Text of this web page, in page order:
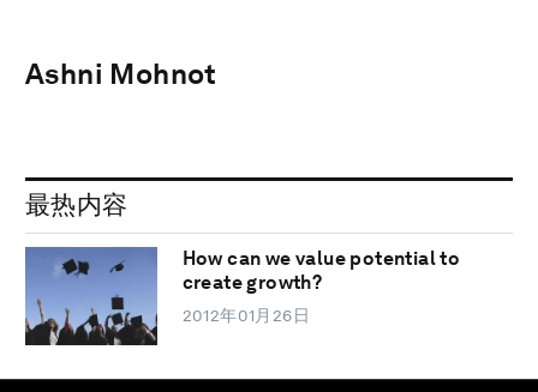
Ashni Mohnot
最热内容
How can we value potential to
create growth?
2012年01月26日